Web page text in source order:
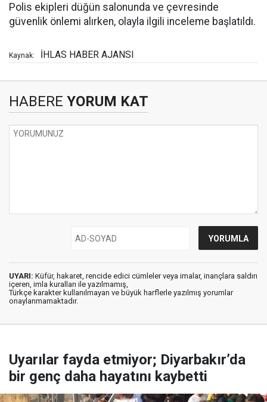
Polis ekipleri düğün salonunda ve çevresinde
güvenlik önlemi alırken, olayla ilgili inceleme başlatıldı.
Kaynak: İHLAS HABER AJANSI
HABERE YORUM KAT
UYARI: Küfür, hakaret, rencide edici cümleler veya imalar, inançlara saldırı
içeren, imla kuralları ile yazılmamış,
Türkçe karakter kullanılmayan ve büyük harflerle yazılmış yorumlar
onaylanmamaktadır.
Uyarılar fayda etmiyor; Diyarbakır’da
bir genç daha hayatını kaybetti